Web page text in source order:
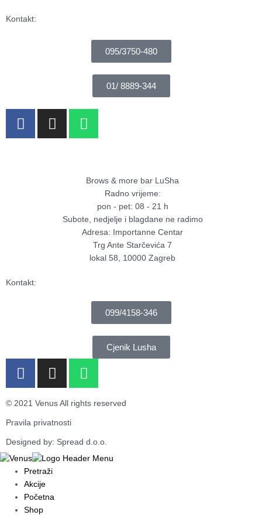
Kontakt:
095/3750-480
01/ 8889-344
F
a
I
n
W
h
s
a
p
Brows & more bar LuSha
Radno vrijeme:
pon - pet: 08 - 21 h
Subote, nedjelje i blagdane ne radimo
Adresa: Importanne Centar
Trg Ante Starčevića 7
lokal 58, 10000 Zagreb
Kontakt:
099/4158-346
Cjenik Lusha
F
a
e
b
o
o
k
-
I
n
t
a
g
r
a
W
h
t
a
p
© 2021 Venus All rights reserved
Pravila privatnosti
Designed by: Spread d.o.o.
Pretraži
Akcije
Početna
Shop